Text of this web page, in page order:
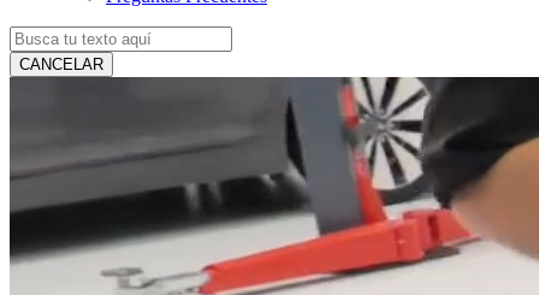
CANCELAR